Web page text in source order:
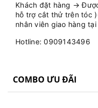
Khách đặt hàng →
hỗ trợ cắt thử trên tóc
nhân viên giao hàng
Hotline: 0909143496
COMBO ƯU ĐÃI